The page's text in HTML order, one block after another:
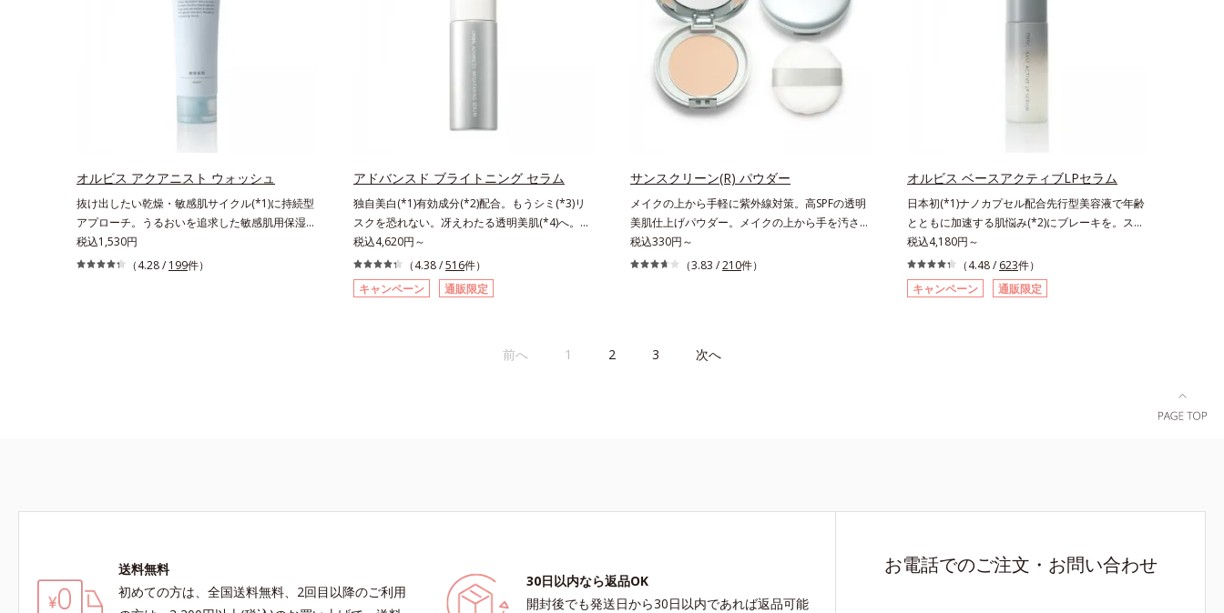
乾燥による小ジワを目立たなくし、ハリ感みなぎ
る目元を目指します。*1 レチノール配合＝保湿
リル/オクチルドデシル）配合＝保湿成分*4 角層
0秒。なじませてすぐに洗い流す手軽さで、毛先
までするんっとまとまる、まるでサロン帰りのよ
うなうるおうツヤ髪を叶えます。*1 毛髪補修成
分（イソステアリン酸、イソステアロイル加水分
解コラーゲン、イソステアロイル加水分解シル
ク、スフィンゴ糖脂質、トコフェロール、グリセ
ル加水分解シルク、スフィンゴ糖脂質、トコフェ
ロール、グリセリン、ヒアルロン酸ヒドロキシプ
ロピルトリモニウム、フェノキシエタノール）
*2 髪の乾燥、乾燥によるパサつき*3 毛髪にうる
ます。刺激を受けやすくなった角層をうるおいで
満たし、脱・敏感肌を目指します。無油分・無着
色・無香料・アルコールフリー・界面活性剤不使
用(*5)・パラベンフリー、6つのフリー処方で徹
底的に肌に寄り添います。*1 乾燥と敏感をくり
返すこと*2 敏感肌対象連用テスト済（すべての
方のお肌に合うということではありません）*3
うるおいに満ちた肌へ導く保湿成分、植物由来ア
ミノ酸（エルゴチオネイン）配合＝肌を整え、す
こやかに保つ保湿成分、微生物由来アミノ酸（エ
クトイン）配合＝乱れた角層にうるおいを与え、
さっぱり高保湿タイプ（脂性肌～普通肌）RM＝
満たし、脱・敏感肌を目指します。無油分・無着
色・無香料・アルコールフリー・界面活性剤不使
用(*5)・パラベンフリー、6つのフリー処方で徹
底的に肌に寄り添います。*1 乾燥と敏感をくり
返すこと*2 敏感肌対象連用テスト済（すべての
方のお肌に合うということではありません）*3
うるおいに満ちた肌へ導く保湿成分、植物由来ア
ミノ酸（エルゴチオネイン）配合＝肌を整え、す
こやかに保つ保湿成分、微生物由来アミノ酸（エ
クトイン）配合＝乱れた角層にうるおいを与え、
さっぱり高保湿タイプ（脂性肌～普通肌）RM＝
しっとり高保湿タイプ（普通肌～超乾性肌）
オルビス アクアニスト ウォッシュ
抜け出したい乾燥・敏感肌サイクル(*1)に持続型
アプローチ。うるおいを追求した敏感肌用保湿ス
キンケア(*2)。うるおいを逃し、刺激を受けやす
い角層の“乾燥敏感スランプ(*3)”に悩む敏感な肌
ん）*3 乾燥して敏感に感じやすい状態のこと*4
由来アミノ酸（エルゴチオネイン）配合＝肌を整
え、すこやかに保つ保湿成分、微生物由来アミノ
酸（エクトイン）配合＝乱れた角層にうるおいを
税込1,530円
（4.28 / 199件）
アドバンスド ブライトニング セラム
独自美白(*1)有効成分(*2)配合。もうシミ(*3)リ
スクを恐れない。冴えわたる透明美肌(*4)へ。先
端肌科学が導く、透明感あふれる輝き(*4)へ。今
の自分の肌も未来の肌もあきらめない、自分史上
最高の冴えわたる透明美肌(*4)を目指すには、美
肌の阻害要因となるうるおい不足やシミを予防す
(*1)有効成分「m-ピクセノール（デクスパンテノ
変化するテクスチャーは、肌にすばやくなじみ、
きるシミのこと*4 うるおいによる透明感のある
肌*5 ターンオーバーを促進して、メラニンの塊
税込4,620円～
（4.38 /516件）
キャンペーン
通販限定
サンスクリーン(R) パウダー
メイクの上から手軽に紫外線対策。高SPFの透明
美肌仕上げパウダー。メイクの上から手を汚さず
に紫外線対策ができるUVカットパウダーで
す。“素肌のようななめらかな軽さ”と“高いUVカ
らも、素肌のような透明美肌を叶える秘密は「ス
イプながら、SPF50+・PA++++。パウダーならで
くれます。*1 シリカ、セルロース、窒化ホウ素
配合＝セミマット肌を叶える球状と板状の粉体
税込330円～
（3.83 /210件）
オルビス ベースアクティブLPセラム
日本初(*1)ナノカプセル配合先行型美容液で年齢
とともに加速する肌悩み(*2)にブレーキを。スキ
ンケアの打ち止め感に。年齢とともに加速する肌
悩み(*2)にブレーキをかけ、化粧水前の土台(*3)
づくりで、うるおいに満ち満ちた内側から弾むよ
うなハリ肌へ。化粧水は二度塗りしないと不
だけで、うるおいのすき間にぐんぐん入り込み、
キス、ユズ果実エキス、水添レシチン、フィトス
税込4,180円～
（4.48 / 623件）
キャンペーン
通販限定
前へ 1 2 3 次へ
送料無料
初めての方は、全国送料無料、2回目以降のご利用
30日以内なら返品OK
開封後でも発送日から30日以内であれば返品可能
お電話でのご注文・お問い合わせ